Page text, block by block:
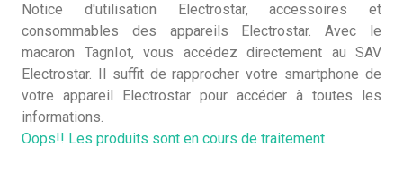
Notice d'utilisation Electrostar, accessoires et
consommables des appareils Electrostar. Avec le
macaron TagnIot, vous accédez directement au SAV
Electrostar. Il suffit de rapprocher votre smartphone de
votre appareil Electrostar pour accéder à toutes les
informations.
Oops!! Les produits sont en cours de traitement